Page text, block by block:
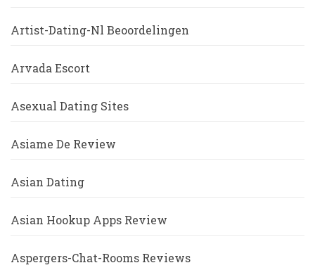
Artist-Dating-Nl Beoordelingen
Arvada Escort
Asexual Dating Sites
Asiame De Review
Asian Dating
Asian Hookup Apps Review
Aspergers-Chat-Rooms Reviews